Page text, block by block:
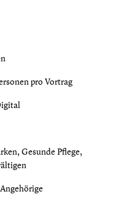
pro Vortrag
Gesunde Pflege,